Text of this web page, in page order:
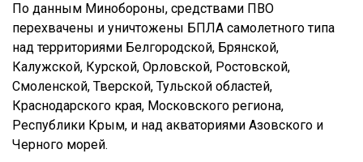
По данным Минобороны, средствами ПВО
перехвачены и уничтожены БПЛА самолетного типа
над территориями Белгородской, Брянской,
Калужской, Курской, Орловской, Ростовской,
Смоленской, Тверской, Тульской областей,
Краснодарского края, Московского региона,
Республики Крым, и над акваториями Азовского и
Черного морей.